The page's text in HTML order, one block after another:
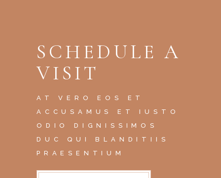
SCHEDULE A
VISIT
AT VERO EOS ET
ACCUSAMUS ET IUSTO
ODIO DIGNISSIMOS
DUC QUI BLANDITIIS
PRAESENTIUM